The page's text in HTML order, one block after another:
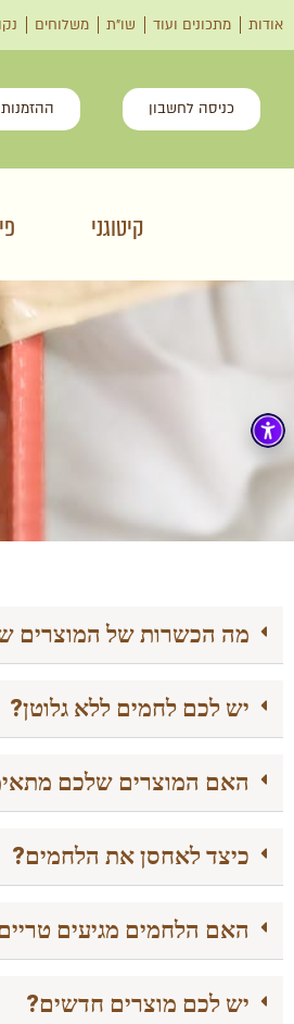
אודות מתכונים ועוד שו"ת משלוחים
כניסה לחשבון
קיטוגני
מה הכשרות של המוצרים
יש לכם לחמים ללא גלוטן?
האם המוצרים שלכם
כיצד לאחסן את הלחמים?
האם הלחמים מגיעים
יש לכם מוצרים חדשים?